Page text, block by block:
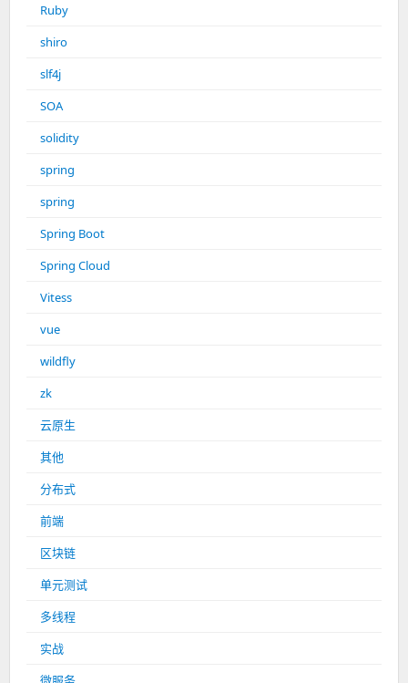
Ruby
shiro
slf4j
SOA
solidity
spring
spring
Spring Boot
Spring Cloud
Vitess
vue
wildfly
zk
云原生
其他
分布式
前端
区块链
单元测试
多线程
实战